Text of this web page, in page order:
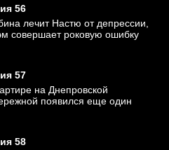
56
лечит Настю от депрессии,
совершает роковую ошибку
57
на Днепровской
появился еще один
58